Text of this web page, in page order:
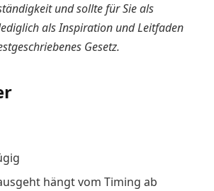
und sollte für Sie als
als Inspiration und Leitfaden
Gesetz.
hängt vom Timing ab